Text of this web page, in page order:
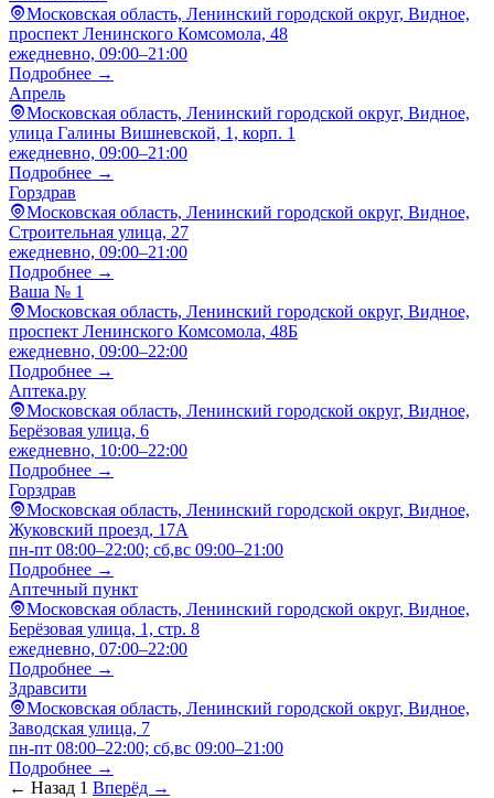
Московская область, Ленинский городской округ, Видное,
проспект Ленинского Комсомола, 48
ежедневно, 09:00–21:00
Подробнее →
Апрель
Московская область, Ленинский городской округ, Видное,
улица Галины Вишневской, 1, корп. 1
ежедневно, 09:00–21:00
Подробнее →
Горздрав
Московская область, Ленинский городской округ, Видное,
Строительная улица, 27
ежедневно, 09:00–21:00
Подробнее →
Ваша № 1
Московская область, Ленинский городской округ, Видное,
проспект Ленинского Комсомола, 48Б
ежедневно, 09:00–22:00
Подробнее →
Аптека.ру
Московская область, Ленинский городской округ, Видное,
Берёзовая улица, 6
ежедневно, 10:00–22:00
Подробнее →
Горздрав
Московская область, Ленинский городской округ, Видное,
Жуковский проезд, 17А
пн-пт 08:00–22:00; сб,вс 09:00–21:00
Подробнее →
Аптечный пункт
Московская область, Ленинский городской округ, Видное,
Берёзовая улица, 1, стр. 8
ежедневно, 07:00–22:00
Подробнее →
Здравсити
Московская область, Ленинский городской округ, Видное,
Заводская улица, 7
пн-пт 08:00–22:00; сб,вс 09:00–21:00
Подробнее →
← Назад 1 Вперёд →